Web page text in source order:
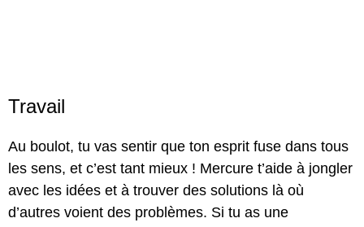
Travail
Au boulot, tu vas sentir que ton esprit fuse dans tous
les sens, et c’est tant mieux ! Mercure t’aide à jongler
avec les idées et à trouver des solutions là où
d’autres voient des problèmes. Si tu as une